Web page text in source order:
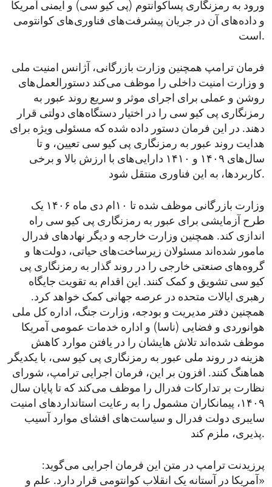
ورود به رمزنگاری پساکوانتوم (پی ‌کیو ‌سی) و ایمنی آمریکا
و داده‌های آن در جریان پیشرفت‌های فناوری‌های کوانتومی
است.
فرمان ترامپ همچنین وزارت بازرگانی، آژانس امنیت ملی
و وزارت امنیت داخلی را موظف می‌کند دستورالعمل‌های
روشن و عملی برای اجرای موثر و سریع روند عبور به
رمزنگاری پی کیو سی را در اختیار دستگاه‌های دولتی قرار
دهند. در این فرمان دستور داده شده که مسئولی ویژه برای
هدایت روند عبور به رمزنگاری پی کیو سی تعیین، و تا
سال‌های ۱۴۰۹ و ۱۴۱۰ دارایی‌های با ارزش بالا و برخی
کاربردها، به این فناوری منتقل شود.
وزارت بازرگانی موظف شده تا ۱۰ام دی ماه ۱۴۰۶ یک
طرح آزمایشی برای عبور به رمزنگاری پی کیو سی راه
اندازی کند. همچنین وزارت خارجه و دیگر نهادهای فدرال
مامور شده‌اند مسئولان زیرساخت‌های حیاتی، دولت‌ها و
گروه‌های صنعتی خارجی را در روند گذار به رمزنگاری پی
کیو سی تشویق و کمک کنند. این اقدام به تقویت جایگاه
رهبری ایالات متحده در عرصه جهانی کمک خواهد کرد.
همچنین دفتر مدیریت و بودجه، وزارت جنگ، اداره کل ملی
هوانوردی و فضایی (ناسا) و اداره خدمات عمومی آمریکا
موظف شده‌اند تلاش هایشان را در یافتن موارد کاهش
هزینه در روند ملی عبور به رمزنگاری پی کیو سی، با یکدیگر
هماهنگ کنند. افزون بر این، فرمان اجرایی ترامپ، شورای
نظارت بر تدارکات فدرال را موظف می‌کند که تا پایان سال
۱۴۰۹، پیمانکاران مشمول را به رعایت استانداردهای امنیت
سایبری دولت فدرال و سیاست‌های افشای موارد آسیب
‌پذیری، ملزم کند.
پرزیدنت ترامپ در متن این فرمان اجرایی می‌گوید:
«آمریکا در آستانه یک انقلاب کوانتومی قرار دارد. علم و